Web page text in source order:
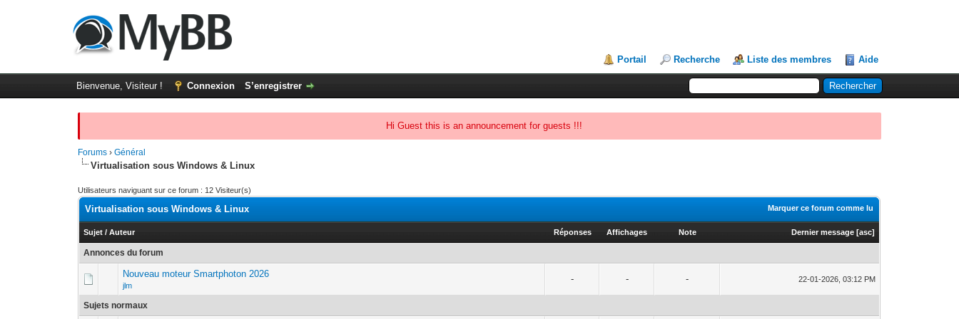
Portail Recherche Liste des membres Aide
Bienvenue, Visiteur ! Connexion S’enregistrer
Hi Guest this is an announcement for guests !!!
Forums ›Général
Virtualisation sous Windows & Linux
Utilisateurs naviguant sur ce forum : 12 Visiteur(s)
Marquer ce forum comme lu
Virtualisation sous Windows & Linux
Sujet /Auteur Réponses Affichages Note Dernier message [asc]
Annonces du forum
Nouveau moteur Smartphoton 2026
jlm
- - - 22-01-2026, 03:12 PM
Sujets normaux